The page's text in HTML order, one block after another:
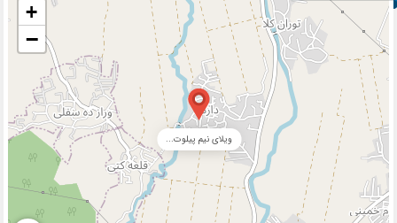
ویلای نیم پیلوت...
+
−